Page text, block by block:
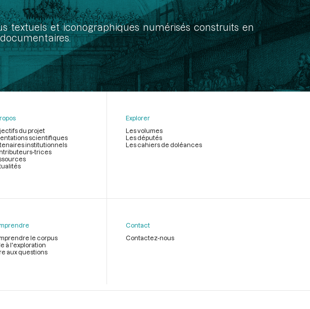
textuels et iconographiques numérisés construits en
du projet
scientifiques
institutionnels
trices
Explorer
Les volumes
Les députés
Les cahiers de doléances
le corpus
à l'exploration
aux questions
Contact
Contactez-nous